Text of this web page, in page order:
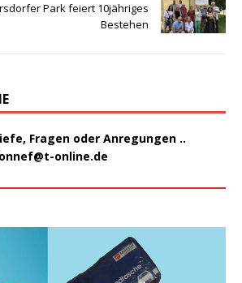
Park feiert 10jähriges
Bestehen
Fragen oder Anregungen ..
online.de